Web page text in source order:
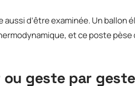
d’être examinée. Un ballon
et ce poste pèse
ou geste par